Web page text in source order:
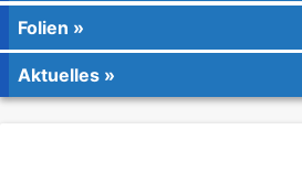
Folien
Aktuelles